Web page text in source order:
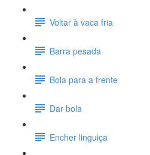
Voltar à vaca fria
Barra pesada
Bola para a frente
Dar bola
Encher linguiça